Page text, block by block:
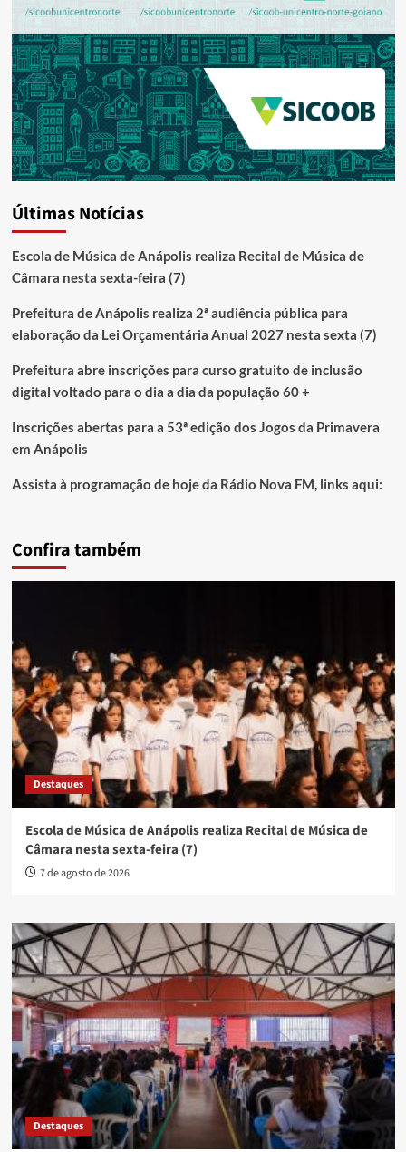
Últimas Notícias
Escola de Música de Anápolis realiza Recital de Música de
Câmara nesta sexta-feira (7)
Prefeitura de Anápolis realiza 2ª audiência pública para
elaboração da Lei Orçamentária Anual 2027 nesta sexta (7)
Prefeitura abre inscrições para curso gratuito de inclusão
digital voltado para o dia a dia da população 60 +
Inscrições abertas para a 53ª edição dos Jogos da Primavera
em Anápolis
Assista à programação de hoje da Rádio Nova FM, links aqui:
Confira também
Destaques
Escola de Música de Anápolis realiza Recital de Música de
Câmara nesta sexta-feira (7)
7 de agosto de 2026
Destaques